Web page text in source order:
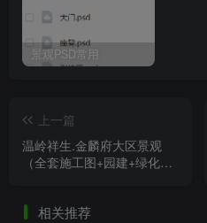
景观PSD常用
上一篇
温岭祥生.金麟府大区景观
（全套施工图+园建+绿化
相关推荐